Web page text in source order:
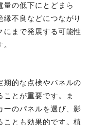
量の低下にとどまら
不良などにつながり
にまで発展する可能性
期的な点検やパネルの
ことが重要です。ま
ーのパネルを選び、影
ことも効果的です。植